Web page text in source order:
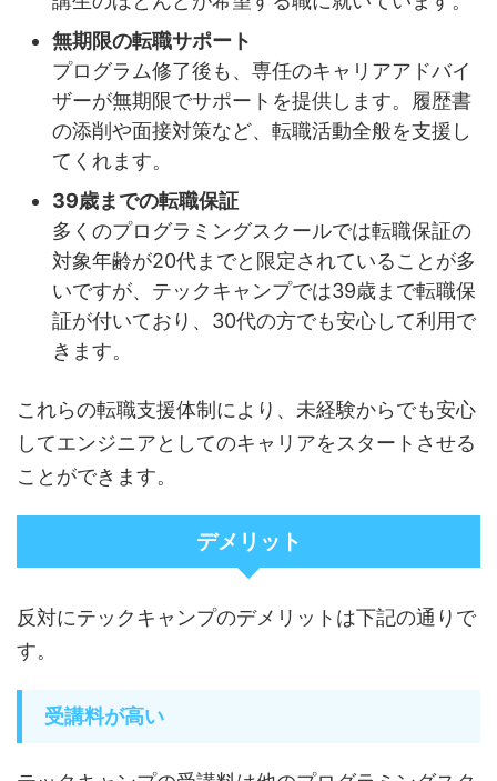
無期限の転職サポート
プログラム修了後も、専任のキャリアアドバイ
ザーが無期限でサポートを提供します。履歴書
の添削や面接対策など、転職活動全般を支援し
てくれます。
39歳までの転職保証
多くのプログラミングスクールでは転職保証の
対象年齢が20代までと限定されていることが多
いですが、テックキャンプでは39歳まで転職保
証が付いており、30代の方でも安心して利用で
きます。
これらの転職支援体制により、未経験からでも安心
してエンジニアとしてのキャリアをスタートさせる
ことができます。
デメリット
反対にテックキャンプのデメリットは下記の通りで
す。
受講料が高い